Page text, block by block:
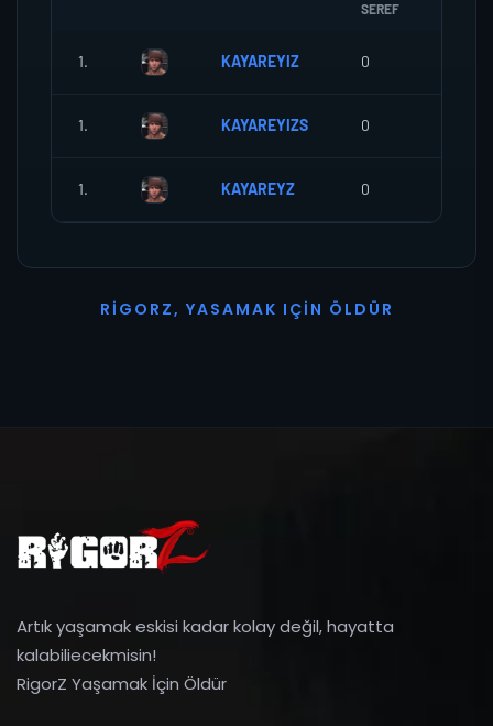
SEREF
1. KAYAREYIZ 0
1. KAYAREYIZS 0
1. KAYAREYZ 0
R I G O R Z, YASAMAK I ÇI N Ö L D Ü R
Artık yaşamak eskisi kadar kolay değil, hayatta
kalabiliecekmisin!
RigorZ Yaşamak İçin Öldür